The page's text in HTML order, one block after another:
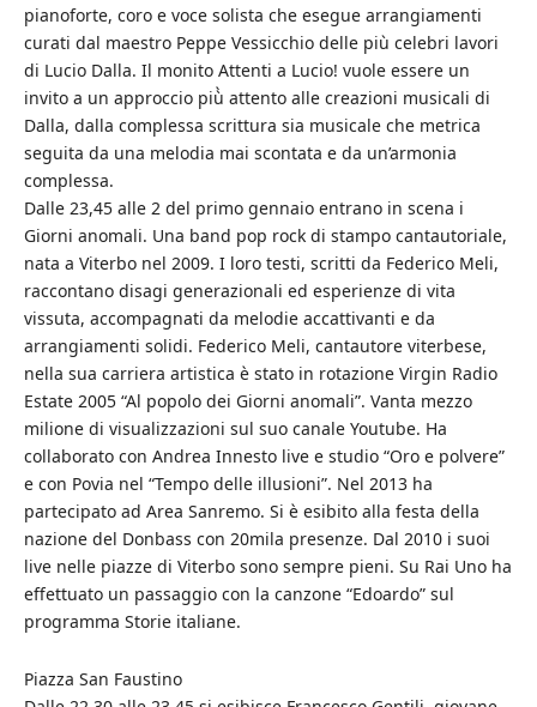
pianoforte, coro e voce solista che esegue arrangiamenti
curati dal maestro Peppe Vessicchio delle più celebri lavori
di Lucio Dalla. Il monito Attenti a Lucio! vuole essere un
invito a un approccio più̀ attento alle creazioni musicali di
Dalla, dalla complessa scrittura sia musicale che metrica
seguita da una melodia mai scontata e da un’armonia
complessa.
Dalle 23,45 alle 2 del primo gennaio entrano in scena i
Giorni anomali. Una band pop rock di stampo cantautoriale,
nata a Viterbo nel 2009. I loro testi, scritti da Federico Meli,
raccontano disagi generazionali ed esperienze di vita
vissuta, accompagnati da melodie accattivanti e da
arrangiamenti solidi. Federico Meli, cantautore viterbese,
nella sua carriera artistica è stato in rotazione Virgin Radio
Estate 2005 “Al popolo dei Giorni anomali”. Vanta mezzo
milione di visualizzazioni sul suo canale Youtube. Ha
collaborato con Andrea Innesto live e studio “Oro e polvere”
e con Povia nel “Tempo delle illusioni”. Nel 2013 ha
partecipato ad Area Sanremo. Si è esibito alla festa della
nazione del Donbass con 20mila presenze. Dal 2010 i suoi
live nelle piazze di Viterbo sono sempre pieni. Su Rai Uno ha
effettuato un passaggio con la canzone “Edoardo” sul
programma Storie italiane.
Piazza San Faustino